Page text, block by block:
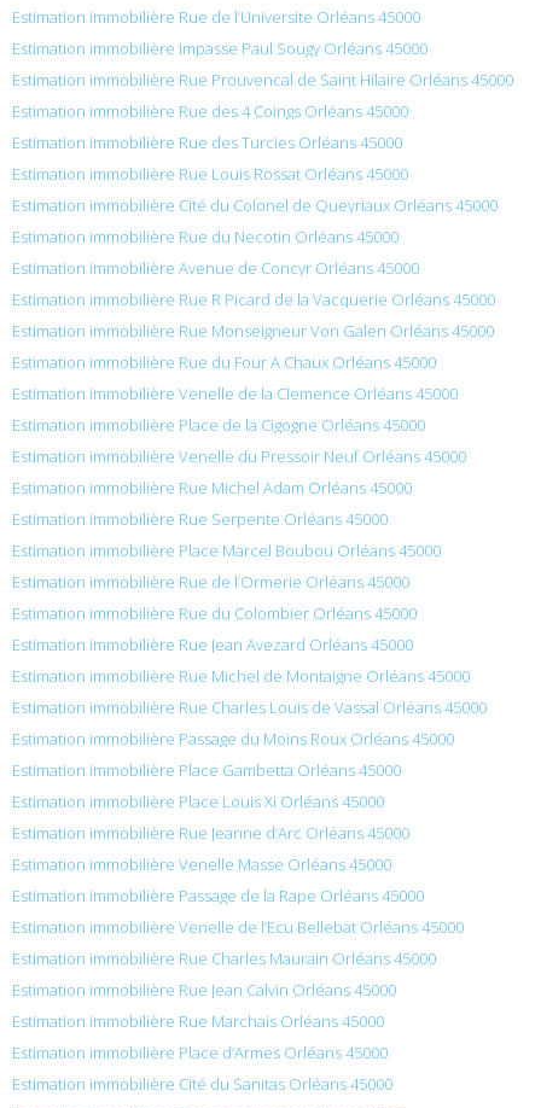
Estimation immobilière Rue de l’Universite Orléans 45000
Estimation immobilière Impasse Paul Sougy Orléans 45000
Estimation immobilière Rue Prouvencal de Saint Hilaire Orléans 45000
Estimation immobilière Rue des 4 Coings Orléans 45000
Estimation immobilière Rue des Turcies Orléans 45000
Estimation immobilière Rue Louis Rossat Orléans 45000
Estimation immobilière Cité du Colonel de Queyriaux Orléans 45000
Estimation immobilière Rue du Necotin Orléans 45000
Estimation immobilière Avenue de Concyr Orléans 45000
Estimation immobilière Rue R Picard de la Vacquerie Orléans 45000
Estimation immobilière Rue Monseigneur Von Galen Orléans 45000
Estimation immobilière Rue du Four A Chaux Orléans 45000
Estimation immobilière Venelle de la Clemence Orléans 45000
Estimation immobilière Place de la Cigogne Orléans 45000
Estimation immobilière Venelle du Pressoir Neuf Orléans 45000
Estimation immobilière Rue Michel Adam Orléans 45000
Estimation immobilière Rue Serpente Orléans 45000
Estimation immobilière Place Marcel Boubou Orléans 45000
Estimation immobilière Rue de l’Ormerie Orléans 45000
Estimation immobilière Rue du Colombier Orléans 45000
Estimation immobilière Rue Jean Avezard Orléans 45000
Estimation immobilière Rue Michel de Montaigne Orléans 45000
Estimation immobilière Rue Charles Louis de Vassal Orléans 45000
Estimation immobilière Passage du Moins Roux Orléans 45000
Estimation immobilière Place Gambetta Orléans 45000
Estimation immobilière Place Louis Xi Orléans 45000
Estimation immobilière Rue Jeanne d’Arc Orléans 45000
Estimation immobilière Venelle Masse Orléans 45000
Estimation immobilière Passage de la Rape Orléans 45000
Estimation immobilière Venelle de l’Ecu Bellebat Orléans 45000
Estimation immobilière Rue Charles Maurain Orléans 45000
Estimation immobilière Rue Jean Calvin Orléans 45000
Estimation immobilière Rue Marchais Orléans 45000
Estimation immobilière Place d’Armes Orléans 45000
Estimation immobilière Cité du Sanitas Orléans 45000